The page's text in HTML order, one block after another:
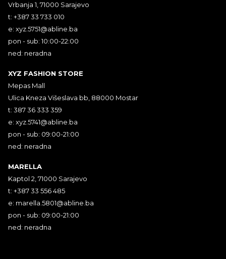
Vrbanja 1, 71000 Sarajevo
t: +387 33 733 010
e: xyz.5751@abline.ba
pon - sub: 10:00-22:00
ned: neradna
XYZ FASHION STORE
Mepas Mall
Ulica Kneza Višeslava bb, 88000 Mostar
t: 387 36 333 359
e: xyz.5741@abline.ba
pon - sub: 09:00-21:00
ned: neradna
MARELLA
Kaptol 2, 71000 Sarajevo
t: +387 33 556 485
e: marella.5801@abline.ba
pon - sub: 09:00-21:00
ned: neradna